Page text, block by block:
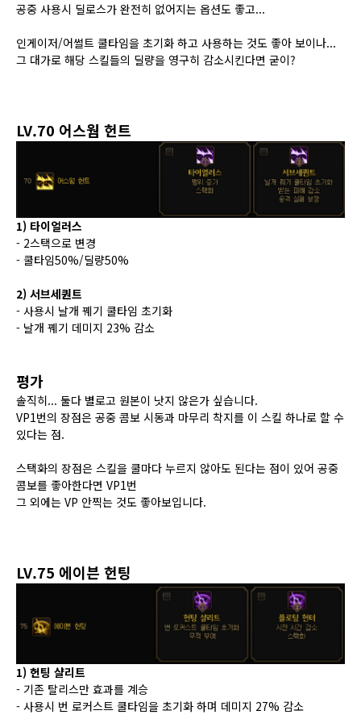
공중 사용시 딜로스가 완전히 없어지는 옵션도 좋고...
인게이저/어썰트 쿨타임을 초기화 하고 사용하는 것도 좋아 보이나...
그 대가로 해당 스킬들의 딜량을 영구히 감소시킨다면 굳이?
LV.70 어스웜 헌트
1) 타이얼러스
- 2스택으로 변경
- 쿨타임50%/딜량50%
2) 서브세퀀트
- 사용시 날개 꿰기 쿨타임 초기화
- 날개 꿰기 데미지 23% 감소
평가
솔직히... 둘다 별로고 원본이 낫지 않은가 싶습니다.
VP1번의 장점은 공중 콤보 시동과 마무리 착지를 이 스킬 하나로 할 수
있다는 점.
스택화의 장점은 스킬을 쿨마다 누르지 않아도 된다는 점이 있어 공중
콤보를 좋아한다면 VP1번
그 외에는 VP 안찍는 것도 좋아보입니다.
LV.75 에이븐 헌팅
1) 헌팅 샬리트
- 기존 탈리스만 효과를 계승
- 사용시 번 로커스트 쿨타임을 초기화 하며 데미지 27% 감소